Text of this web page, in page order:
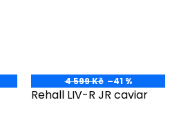
4 599 Kč –41 %
Rehall LIV-R JR caviar